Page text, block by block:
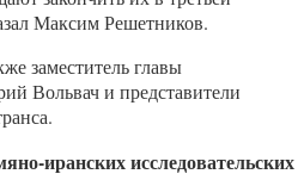
Максим Решетников.
заместитель главы
Вольвач и представители
иранских исследовательских